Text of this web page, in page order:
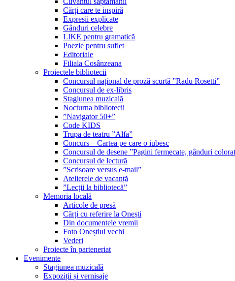
Cărți care te inspiră
Expresii explicate
Gânduri celebre
LIKE pentru gramatică
Poezie pentru suflet
Editoriale
Filiala Cosânzeana
Proiectele bibliotecii
Concursul național de proză scurtă ”Radu Rosetti”
Concursul de ex-libris
Stagiunea muzicală
Nocturna bibliotecii
”Navigator 50+”
Code KIDS
Trupa de teatru ”Alfa”
Concurs – Cartea pe care o iubesc
Concursul de desene ”Pagini fermecate, gânduri
Concursul de lectură
”Scrisoare versus e-mail”
Atelierele de vacanță
”Lecții la bibliotecă”
Memoria locală
Articole de presă
Cărți cu referire la Onești
Din documentele vremii
Foto Oneștiul vechi
Vederi
Proiecte în parteneriat
Evenimente
Stagiunea muzicală
Expoziții și vernisaje